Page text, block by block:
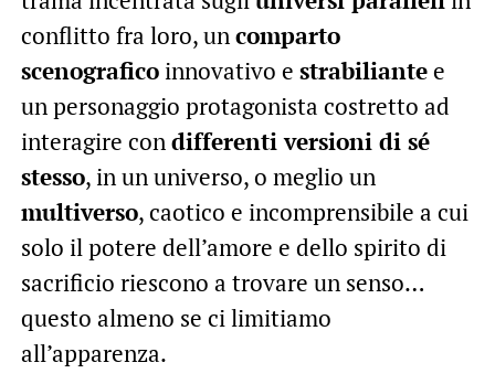
conflitto fra loro, uncomparto
scenograficoinnovativo e strabiliantee
un personaggio protagonista costretto ad
interagire condifferenti versioni di sé
stesso, in un universo, o meglio un
multiverso, caotico e incomprensibile a cui
solo il potere dell’amore e dello spirito di
sacrificio riescono a trovare un senso…
questo almeno se ci limitiamo
all’apparenza.